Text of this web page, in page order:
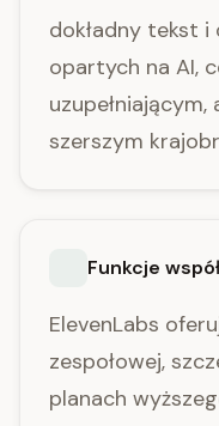
dokładny tekst
opartych na AI,
szerszym
Funkcje
ElevenLabs
zespołowej,
planach